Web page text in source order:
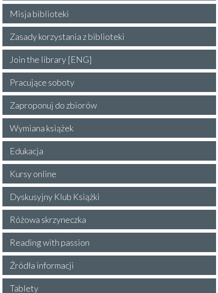
Misja biblioteki
Zasady korzystania z biblioteki
Join the library [ENG]
Pracujące soboty
Zaproponuj do zbiorów
Wymiana książek
Edukacja
Kursy online
Dyskusyjny Klub Książki
Różowa skrzyneczka
Reading with passion
Źródła informacji
Tablety